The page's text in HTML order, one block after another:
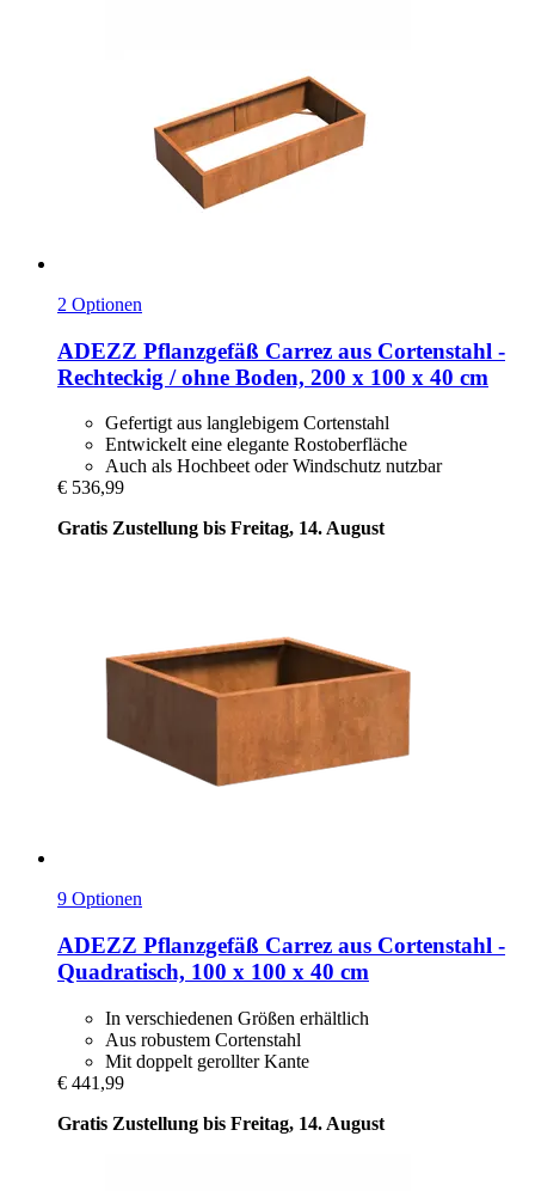
2 Optionen
ADEZZ Pflanzgefäß Carrez aus Cortenstahl -​
Rechteckig / ohne Boden, 200 x 100 x 40 cm
Gefertigt aus langlebigem Cortenstahl
Entwickelt eine elegante Rostoberfläche
Auch als Hochbeet oder Windschutz nutzbar
€ 536,99
Gratis Zustellung bis Freitag, 14. August
9 Optionen
ADEZZ Pflanzgefäß Carrez aus Cortenstahl -​
Quadratisch, 100 x 100 x 40 cm
In verschiedenen Größen erhältlich
Aus robustem Cortenstahl
Mit doppelt gerollter Kante
€ 441,99
Gratis Zustellung bis Freitag, 14. August